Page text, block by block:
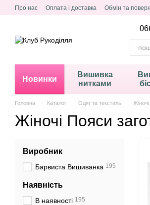
Перейти до основного контенту
Про нас Оплата і доставка Обмін та
Новинки
Вишивка
нитками
Головна Каталог Одяг та текстиль
Жіночі Пояси
Виробник
Барвиста Вишиванка 195
Наявність
В наявності 195